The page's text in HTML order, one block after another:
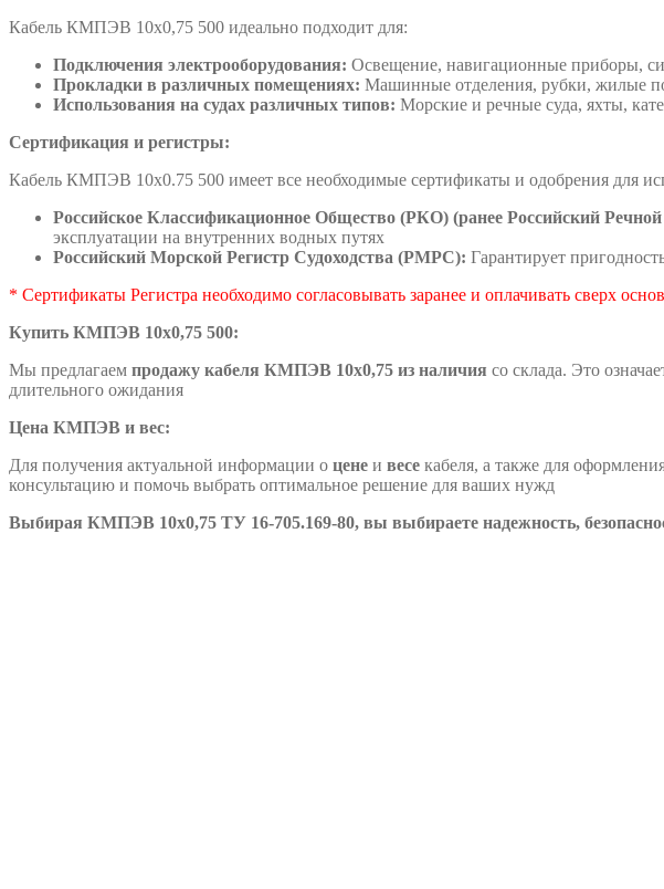
Кабель КМПЭВ 10х0,75 500 идеально подходит для:
Подключения электрооборудования: Освещение, навигационные приборы,
Прокладки в различных помещениях: Машинные отделения, рубки, жилые
Использования на судах различных типов: Морские и речные суда, яхты,
Сертификация и регистры:
Кабель КМПЭВ 10х0.75 500 имеет все необходимые сертификаты и одобрения для
Российское Классификационное Общество (РКО) (ранее Российский
эксплуатации на внутренних водных путях
Российский Морской Регистр Судоходства (РМРС): Гарантирует
* Сертификаты Регистра необходимо согласовывать заранее и оплачивать сверх
Купить КМПЭВ 10х0,75 500:
Мы предлагаем продажу кабеля КМПЭВ 10х0,75 из наличия со склада. Это
длительного ожидания
Цена КМПЭВ и вес:
Для получения актуальной информации о цене и весе кабеля, а также для
консультацию и помочь выбрать оптимальное решение для ваших нужд
Выбирая КМПЭВ 10х0,75 ТУ 16-705.169-80, вы выбираете надежность,